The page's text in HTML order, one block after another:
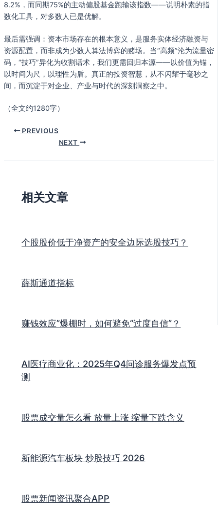
8.2%，而同期75%的主动偏股基金跑输该指数——说明朴素的指
数化工具，对多数人已是优解。
最后需强调：资本市场存在的根本意义，是服务实体经济融资与
资源配置，而非成为少数人算法博弈的赌场。当“高频”沦为流量密
码，“技巧”异化为收割话术，我们更需回归本源——以价值为锚，
以时间为尺，以理性为盾。真正的投资智慧，从不闪耀于毫秒之
间，而沉淀于对企业、产业与时代的深刻洞察之中。
（全文约1280字）
PREVIOUS
NEXT
相关文章
个股股价低于净资产的安全边际选股技巧？
薛斯通道指标
赚钱效应”爆棚时，如何避免“过度自信”？
AI医疗商业化：2025年Q4问诊服务爆发点预
测
股票成交量怎么看 放量上涨 缩量下跌含义
新能源汽车板块 炒股技巧 2026
股票新闻资讯聚合APP